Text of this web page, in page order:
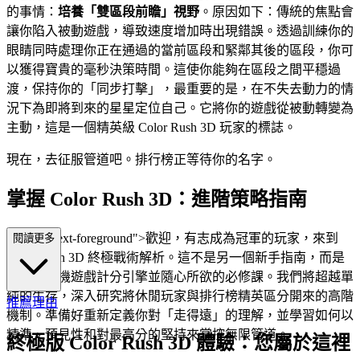
的事情： 培養「雙區段前瞻」視野。原因如下：傳統的焦點會
讓你陷入被動遊戲，導致速度增加時出現錯誤。透過訓練你的
眼睛同時處理你正在通過的當前區段和緊鄰其後的區段，你可
以獲得寶貴的毫秒決策時間。這使你能夠在區段之間平穩過
渡，保持你的「同步打擊」，最重要的是，在不失去動力的情
況下為即將到來的星星定位自己。它將你的遊戲從被動轉變為
主動，這是一個精英級 Color Rush 3D 玩家的標誌。
現在，去征服管道吧。排行榜正等待你的名字。
掌握 Color Rush 3D：進階策略指南
s="mb-4 text-foreground">歡迎，有志成為冠軍的玩家，來到
Color Rush 3D 終極戰術解析。這不是另一個新手指南，而是
你解構街機遊戲計分引擎並隨心所欲的必修課。我們將超越單
純的生存，深入研究將休閒玩家與排行榜精英區分開來的高階
機制。準備好重新定義你對「走得遠」的理解，並學習如何以
精準、預見性和對最高分的堅持來掌控無限管道。
閱讀更多
推薦理由
終極版 Color Rush 3D 體驗：您屬於這裡